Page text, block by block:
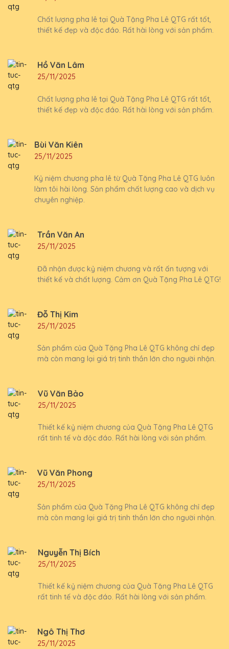
Chất lượng pha lê tại Quà Tặng Pha Lê QTG rất tốt,
thiết kế đẹp và độc đáo. Rất hài lòng với sản phẩm.
Hồ Văn Lâm
25/11/2025
Chất lượng pha lê tại Quà Tặng Pha Lê QTG rất tốt,
thiết kế đẹp và độc đáo. Rất hài lòng với sản phẩm.
Bùi Văn Kiên
25/11/2025
Kỷ niệm chương pha lê từ Quà Tặng Pha Lê QTG luôn
làm tôi hài lòng. Sản phẩm chất lượng cao và dịch vụ
chuyên nghiệp.
Trần Văn An
25/11/2025
Đã nhận được kỷ niệm chương và rất ấn tượng với
thiết kế và chất lượng. Cảm ơn Quà Tặng Pha Lê QTG!
Đỗ Thị Kim
25/11/2025
Sản phẩm của Quà Tặng Pha Lê QTG không chỉ đẹp
mà còn mang lại giá trị tinh thần lớn cho người nhận.
Vũ Văn Bảo
25/11/2025
Thiết kế kỷ niệm chương của Quà Tặng Pha Lê QTG
rất tinh tế và độc đáo. Rất hài lòng với sản phẩm.
Vũ Văn Phong
25/11/2025
Sản phẩm của Quà Tặng Pha Lê QTG không chỉ đẹp
mà còn mang lại giá trị tinh thần lớn cho người nhận.
Nguyễn Thị Bích
25/11/2025
Thiết kế kỷ niệm chương của Quà Tặng Pha Lê QTG
rất tinh tế và độc đáo. Rất hài lòng với sản phẩm.
Ngô Thị Thơ
25/11/2025